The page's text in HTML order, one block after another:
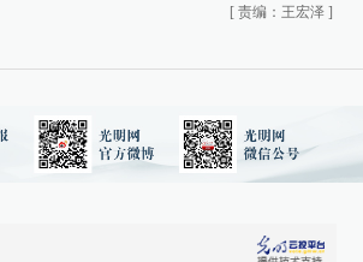
[ 责编：王宏泽 ]